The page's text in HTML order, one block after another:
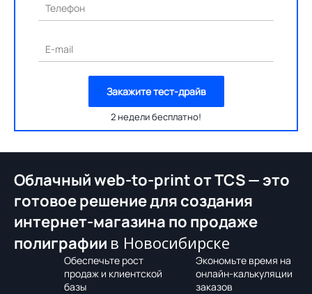
Телефон
E-mail
Закажите тест-драйв
2 недели бесплатно!
Облачный web-to-print от TCS — это
готовое решение для создания
интернет-магазина по продаже
полиграфии в Новосибирске
Обеспечьте рост
продаж и клиентской
базы
Экономьте время на
онлайн-калькуляции
заказов